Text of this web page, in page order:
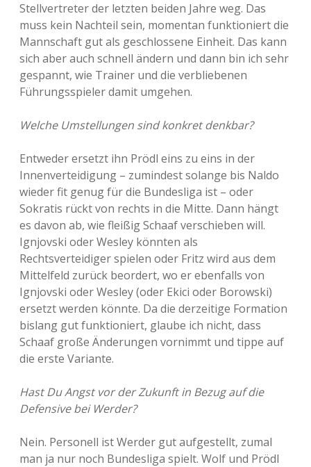
Stellvertreter der letzten beiden Jahre weg. Das
muss kein Nachteil sein, momentan funktioniert die
Mannschaft gut als geschlossene Einheit. Das kann
sich aber auch schnell ändern und dann bin ich sehr
gespannt, wie Trainer und die verbliebenen
Führungsspieler damit umgehen.
Welche Umstellungen sind konkret denkbar?
Entweder ersetzt ihn Prödl eins zu eins in der
Innenverteidigung – zumindest solange bis Naldo
wieder fit genug für die Bundesliga ist – oder
Sokratis rückt von rechts in die Mitte. Dann hängt
es davon ab, wie fleißig Schaaf verschieben will.
Ignjovski oder Wesley könnten als
Rechtsverteidiger spielen oder Fritz wird aus dem
Mittelfeld zurück beordert, wo er ebenfalls von
Ignjovski oder Wesley (oder Ekici oder Borowski)
ersetzt werden könnte. Da die derzeitige Formation
bislang gut funktioniert, glaube ich nicht, dass
Schaaf große Änderungen vornimmt und tippe auf
die erste Variante.
Hast Du Angst vor der Zukunft in Bezug auf die
Defensive bei Werder?
Nein. Personell ist Werder gut aufgestellt, zumal
man ja nur noch Bundesliga spielt. Wolf und Prödl